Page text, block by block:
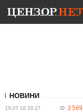
НОВИНИ
19.07.18 18:27 2 569